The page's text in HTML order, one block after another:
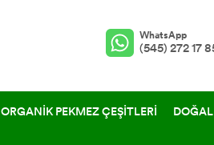
WhatsApp
(545) 272 17
ORGANİK PEKMEZ ÇEŞİTLERİ